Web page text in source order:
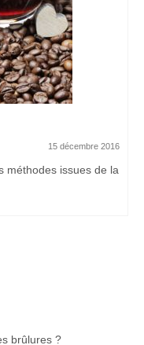
15 décembre 2016
méthodes issues de la
brûlures ?